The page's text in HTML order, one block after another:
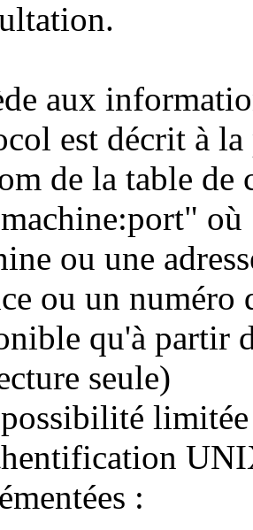
aux
est décrit à
de la table de
ou une
ou un numéro
qu'à partir
seule)
: